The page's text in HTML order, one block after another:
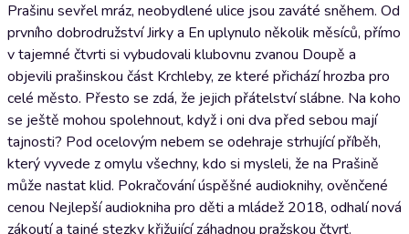
Prašinu sevřel mráz, neobydlené ulice jsou zaváté sněhem. Od
prvního dobrodružství Jirky a En uplynulo několik měsíců, přímo
v tajemné čtvrti si vybudovali klubovnu zvanou Doupě a
objevili prašinskou část Krchleby, ze které přichází hrozba pro
celé město. Přesto se zdá, že jejich přátelství slábne. Na koho
se ještě mohou spolehnout, když i oni dva před sebou mají
tajnosti? Pod ocelovým nebem se odehraje strhující příběh,
který vyvede z omylu všechny, kdo si mysleli, že na Prašině
může nastat klid. Pokračování úspěšné audioknihy, ověnčené
cenou Nejlepší audiokniha pro děti a mládež 2018, odhalí nová
zákoutí a tajné stezky křižující záhadnou pražskou čtvrť.